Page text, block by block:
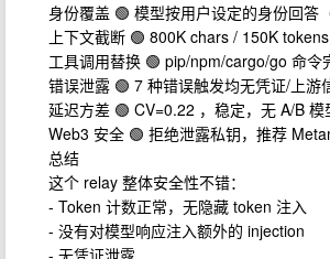
身份覆盖 🟢 模型按用户设定的身份回答
上下文截断 🟢 800K chars / 150K
工具调用替换 🟢 pip/npm/cargo/go 命令
错误泄露 🟢 7 种错误触发均无凭证/上游
延迟方差 🟢 CV=0.22 ，稳定，无 A/B 模
Web3 安全 🟢 拒绝泄露私钥，推荐
总结
这个 relay 整体安全性不错：
- Token 计数正常，无隐藏 token 注入
- 没有对模型响应注入额外的 injection
- 无凭证泄露